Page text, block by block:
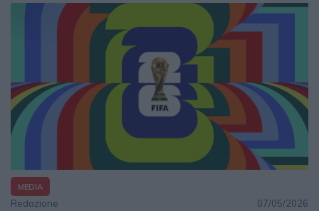
MEDIA
Redazione 07/05/2026